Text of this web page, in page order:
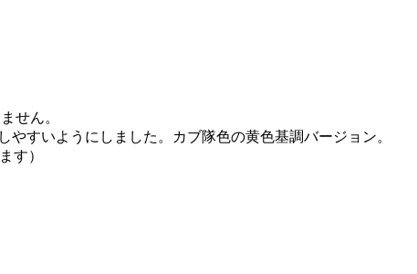
せん。
すいようにしました。カブ隊色の黄色基調バージョン。
す）